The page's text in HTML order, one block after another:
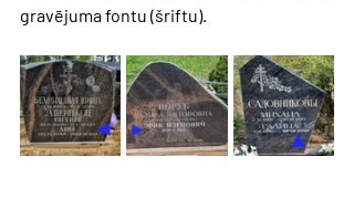
gravējuma fontu (šriftu).